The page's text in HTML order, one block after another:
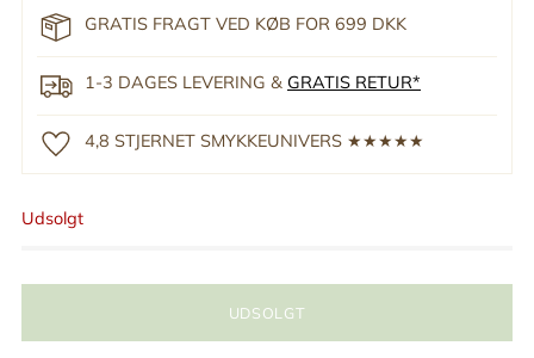
GRATIS FRAGT VED KØB FOR 699 DKK
1-3 DAGES LEVERING & GRATIS RETUR*
4,8 STJERNET SMYKKEUNIVERS ★★★★★
Udsolgt
UDSOLGT